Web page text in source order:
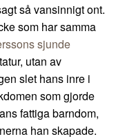
så vansinnigt ont.
som har samma
sjunde
utan av
slet hans inre i
som gjorde
fattiga barndom,
han skapade.